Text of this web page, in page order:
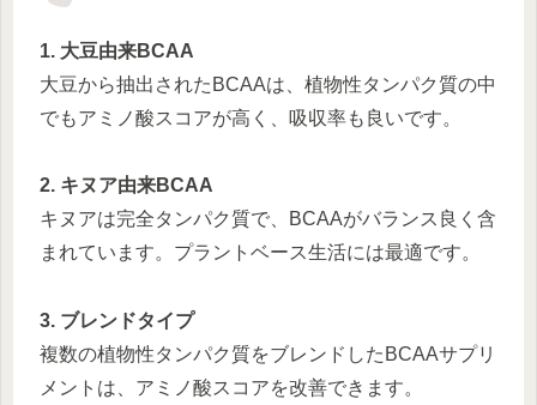
1. 大豆由来BCAA
大豆から抽出されたBCAAは、植物性タンパク質の中
でもアミノ酸スコアが高く、吸収率も良いです。
2. キヌア由来BCAA
キヌアは完全タンパク質で、BCAAがバランス良く含
まれています。プラントベース生活には最適です。
3. ブレンドタイプ
複数の植物性タンパク質をブレンドしたBCAAサプリ
メントは、アミノ酸スコアを改善できます。